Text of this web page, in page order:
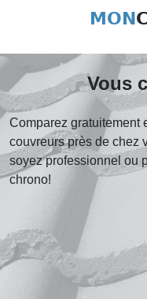
MON
Vous
Comparez gratuitement
couvreurs près de chez
soyez professionnel ou
chrono!